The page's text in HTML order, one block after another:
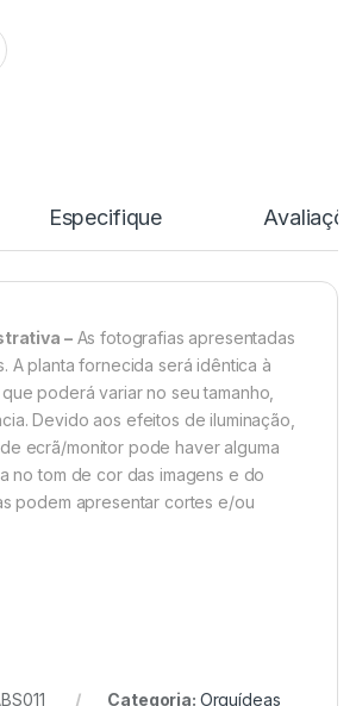
Frenchy'S Blue Lagoon -
Especifique
–As fotografias apresentadas
A planta fornecida será idêntica à
poderá variar no seu tamanho,
Devido aos efeitos de iluminação,
ecrã/monitor pode haver alguma
no tom de cor das imagens e do
podem apresentar cortes e/ou
Categoria: Orquídeas